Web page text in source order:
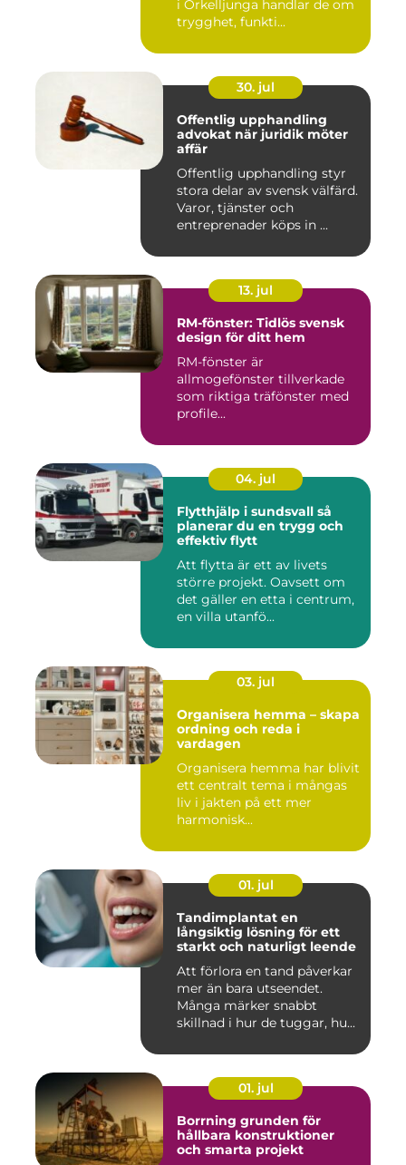
i Örkelljunga handlar de om
trygghet, funkti...
30. jul
Offentlig upphandling
advokat när juridik möter
affär
Offentlig upphandling styr
stora delar av svensk välfärd.
Varor, tjänster och
entreprenader köps in ...
13. jul
RM-fönster: Tidlös svensk
design för ditt hem
RM-fönster är
allmogefönster tillverkade
som riktiga träfönster med
profile...
04. jul
Flytthjälp i sundsvall så
planerar du en trygg och
effektiv flytt
Att flytta är ett av livets
större projekt. Oavsett om
det gäller en etta i centrum,
en villa utanfö...
03. jul
Organisera hemma – skapa
ordning och reda i
vardagen
Organisera hemma har blivit
ett centralt tema i mångas
liv i jakten på ett mer
harmonisk...
01. jul
Tandimplantat en
långsiktig lösning för ett
starkt och naturligt leende
Att förlora en tand påverkar
mer än bara utseendet.
Många märker snabbt
skillnad i hur de tuggar, hu...
01. jul
Borrning grunden för
hållbara konstruktioner
och smarta projekt